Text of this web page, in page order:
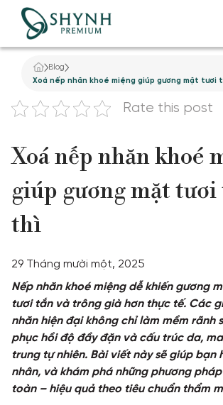
Khách hàng thực tế
TRANG CHỦ
VỀ SHYNH PREMIUM
NÂNG CƠ
THẨM MỸ NỘI KHOA
DỊCH VỤ GIẢM BÉO
TẮM TRẮNG
ĐIỀU TRỊ DA
TƯ VẤN
TIN TỨC
Blog
Xoá nếp nhăn khoé miệng giúp gương mặt tươi
Rate this post
Xoá nếp nhăn khoé
giúp gương mặt
thì
29 Tháng mười một, 2025
Nếp nhăn khoé miệng dễ khiến gương
tươi tắn và trông già hơn thực tế. Các
nhăn hiện đại không chỉ làm mềm rãnh
phục hồi độ đầy đặn và cấu trúc da,
trung tự nhiên. Bài viết này sẽ giúp bạn
nhân, và khám phá những phương
toàn – hiệu quả theo tiêu chuẩn thẩm